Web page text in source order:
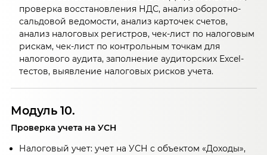
проверка восстановления НДС, анализ оборотно-
сальдовой ведомости, анализ карточек счетов,
анализ налоговых регистров, чек-лист по налоговым
рискам, чек-лист по контрольным точкам для
налогового аудита, заполнение аудиторских Excel-
тестов, выявление налоговых рисков учета.
Модуль 10.
Проверка учета на УСН
Налоговый учет: учет на УСН с объектом «Доходы»,